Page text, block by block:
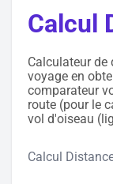
Calcul
Calculateur de
voyage en
comparateur
route (pour le
vol d'oiseau
Calcul